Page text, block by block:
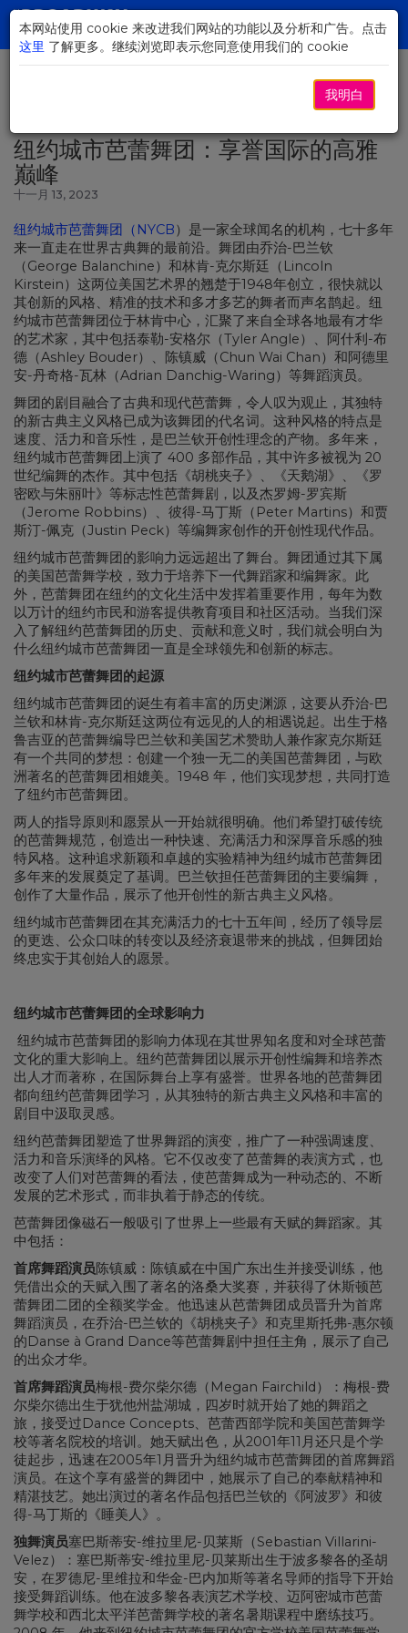
Skip
Main
Content
纽约城市芭蕾舞团：享誉国际的高雅
巅峰
十一月 13, 2023
纽约城市芭蕾舞团（NYCB）是一家全球闻名的机构，七十多年
来一直走在世界古典舞的最前沿。舞团由乔治-巴兰钦
（George Balanchine）和林肯-克尔斯廷（Lincoln
Kirstein）这两位美国艺术界的翘楚于1948年创立，很快就以
其创新的风格、精准的技术和多才多艺的舞者而声名鹊起。纽
约城市芭蕾舞团位于林肯中心，汇聚了来自全球各地最有才华
的艺术家，其中包括泰勒-安格尔（Tyler Angle）、阿什利-布
德（Ashley Bouder）、陈镇威（Chun Wai Chan）和阿德里
安-丹奇格-瓦林（Adrian Danchig-Waring）等舞蹈演员。
舞团的剧目融合了古典和现代芭蕾舞，令人叹为观止，其独特
的新古典主义风格已成为该舞团的代名词。这种风格的特点是
速度、活力和音乐性，是巴兰钦开创性理念的产物。多年来，
纽约城市芭蕾舞团上演了 400 多部作品，其中许多被视为 20
世纪编舞的杰作。其中包括《胡桃夹子》、《天鹅湖》、《罗
密欧与朱丽叶》等标志性芭蕾舞剧，以及杰罗姆-罗宾斯
（Jerome Robbins）、彼得-马丁斯（Peter Martins）和贾
斯汀-佩克（Justin Peck）等编舞家创作的开创性现代作品。
纽约城市芭蕾舞团的影响力远远超出了舞台。舞团通过其下属
的美国芭蕾舞学校，致力于培养下一代舞蹈家和编舞家。此
外，芭蕾舞团在纽约的文化生活中发挥着重要作用，每年为数
以万计的纽约市民和游客提供教育项目和社区活动。当我们深
入了解纽约芭蕾舞团的历史、贡献和意义时，我们就会明白为
什么纽约城市芭蕾舞团一直是全球领先和创新的标志。
纽约城市芭蕾舞团的起源
纽约城市芭蕾舞团的诞生有着丰富的历史渊源，这要从乔治-巴
兰钦和林肯-克尔斯廷这两位有远见的人的相遇说起。出生于格
鲁吉亚的芭蕾舞编导巴兰钦和美国艺术赞助人兼作家克尔斯廷
有一个共同的梦想：创建一个独一无二的美国芭蕾舞团，与欧
洲著名的芭蕾舞团相媲美。1948 年，他们实现梦想，共同打造
了纽约市芭蕾舞团。
两人的指导原则和愿景从一开始就很明确。他们希望打破传统
的芭蕾舞规范，创造出一种快速、充满活力和深厚音乐感的独
特风格。这种追求新颖和卓越的实验精神为纽约城市芭蕾舞团
多年来的发展奠定了基调。巴兰钦担任芭蕾舞团的主要编舞，
创作了大量作品，展示了他开创性的新古典主义风格。
纽约城市芭蕾舞团在其充满活力的七十五年间，经历了领导层
的更迭、公众口味的转变以及经济衰退带来的挑战，但舞团始
终忠实于其创始人的愿景。
纽约城市芭蕾舞团的全球影响力
纽约城市芭蕾舞团的影响力体现在其世界知名度和对全球芭蕾
文化的重大影响上。纽约芭蕾舞团以展示开创性编舞和培养杰
出人才而著称，在国际舞台上享有盛誉。世界各地的芭蕾舞团
都向纽约芭蕾舞团学习，从其独特的新古典主义风格和丰富的
剧目中汲取灵感。
纽约芭蕾舞团塑造了世界舞蹈的演变，推广了一种强调速度、
活力和音乐演绎的风格。它不仅改变了芭蕾舞的表演方式，也
改变了人们对芭蕾舞的看法，使芭蕾舞成为一种动态的、不断
发展的艺术形式，而非执着于静态的传统。
芭蕾舞团像磁石一般吸引了世界上一些最有天赋的舞蹈家。其
中包括：
首席舞蹈演员陈镇威：陈镇威在中国广东出生并接受训练，他
凭借出众的天赋入围了著名的洛桑大奖赛，并获得了休斯顿芭
蕾舞团二团的全额奖学金。他迅速从芭蕾舞团成员晋升为首席
舞蹈演员，在乔治-巴兰钦的《胡桃夹子》和克里斯托弗-惠尔顿
的Danse à Grand Dance等芭蕾舞剧中担任主角，展示了自己
的出众才华。
首席舞蹈演员梅根-费尔柴尔德（Megan Fairchild）：梅根-费
尔柴尔德出生于犹他州盐湖城，四岁时就开始了她的舞蹈之
旅，接受过Dance Concepts、芭蕾西部学院和美国芭蕾舞学
校等著名院校的培训。她天赋出色，从2001年11月还只是个学
徒起步，迅速在2005年1月晋升为纽约城市芭蕾舞团的首席舞蹈
演员。在这个享有盛誉的舞团中，她展示了自己的奉献精神和
精湛技艺。她出演过的著名作品包括巴兰钦的《阿波罗》和彼
得-马丁斯的《睡美人》。
独舞演员塞巴斯蒂安-维拉里尼-贝莱斯（Sebastian Villarini-
Velez）：塞巴斯蒂安-维拉里尼-贝莱斯出生于波多黎各的圣胡
安，在罗德尼-里维拉和华金-巴内加斯等著名导师的指导下开始
接受舞蹈训练。他在波多黎各表演艺术学校、迈阿密城市芭蕾
舞学校和西北太平洋芭蕾舞学校的著名暑期课程中磨练技巧。
本网站使用 cookie 来改进我们网站的功能以及分析和广告。点击
这里 了解更多。继续浏览即表示您同意使用我们的 cookie
我明白